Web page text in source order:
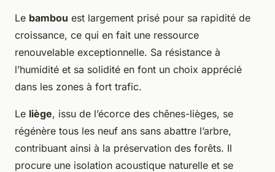
Le bambou est largement prisé pour sa rapidité de
croissance, ce qui en fait une ressource
renouvelable exceptionnelle. Sa résistance à
l’humidité et sa solidité en font un choix apprécié
dans les zones à fort trafic.
Le liège, issu de l’écorce des chênes-lièges, se
régénère tous les neuf ans sans abattre l’arbre,
contribuant ainsi à la préservation des forêts. Il
procure une isolation acoustique naturelle et se